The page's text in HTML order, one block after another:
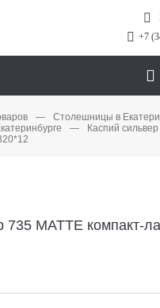
+7
— Столешницы в
—
Каспий
735 МАТТЕ компакт-